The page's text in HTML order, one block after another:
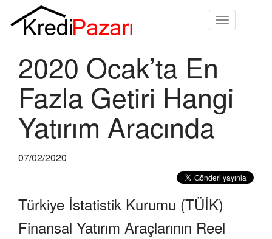
Toggle
2020 Ocak’ta En
Fazla Getiri Hangi
Yatırım Aracında
07/02/2020
Türkiye İstatistik Kurumu (TÜİK)
Finansal Yatırım Araçlarının Reel